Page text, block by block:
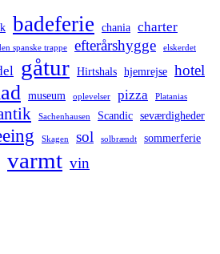
badeferie chania charter
spanske trappe efterårshygge elskerdet
gåtur Hirtshals hjemrejse hotel
museum oplevelser pizza Platanias
Sachenhausen Scandic seværdigheder
Skagen sol solbrændt sommerferie
varmt vin